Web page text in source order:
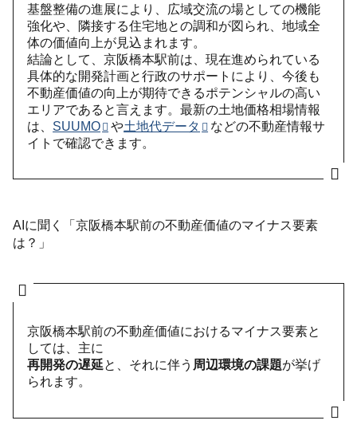
基盤整備の進展により、広域交流の場としての機能
強化や、隣接する住宅地との調和が図られ、地域全
体の価値向上が見込まれます。
結論として、京阪橋本駅前は、現在進められている
具体的な開発計画と行政のサポートにより、今後も
不動産価値の向上が期待できるポテンシャルの高い
エリアであると言えます。最新の土地価格相場情報
は、 SUUMO や土地代データ
などの不動産情報サ
イトで確認できます。
AIに聞く「京阪橋本駅前の不動産価値のマイナス要素
は？」
京阪橋本駅前の不動産価値におけるマイナス要素と
しては、主に
再開発の遅延と、それに伴う 周辺環境の課題が挙げ
られます。